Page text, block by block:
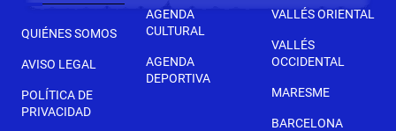
QUIÉNES SOMOS
AVISO LEGAL
POLÍTICA DE
PRIVACIDAD
AGENDA
CULTURAL
AGENDA
DEPORTIVA
VALLÉS ORIENTAL
VALLÉS
OCCIDENTAL
MARESME
BARCELONA